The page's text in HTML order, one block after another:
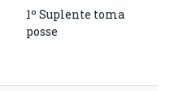
1º Suplente toma
posse